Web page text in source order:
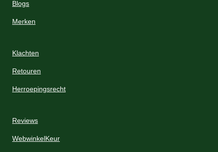
n
Blogs
Merken
Klachten
Retouren
Herroepingsrecht
Reviews
WebwinkelKeur